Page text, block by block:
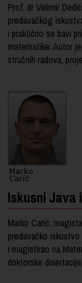
Prof. dr Velimir
predavačkog
i praktično se bavi
matematike. Autor
stručnih radova,
Iskusni Java
Marko Carić,
predavačko
i magistirao na
doktorske disertacije.